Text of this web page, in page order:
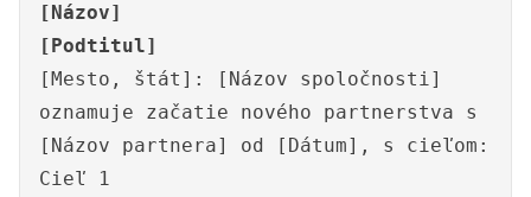
[Názov]
[Podtitul]
[Mesto, štát]: [Názov spoločnosti]
oznamuje začatie nového partnerstva s
[Názov partnera] od [Dátum], s cieľom:
Cieľ 1